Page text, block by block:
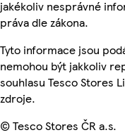
jakékoliv nesprávné
práva dle zákona.
Tyto informace jsou
nemohou být jakkoliv
souhlasu Tesco Stores
zdroje.
© Tesco Stores ČR a.s.